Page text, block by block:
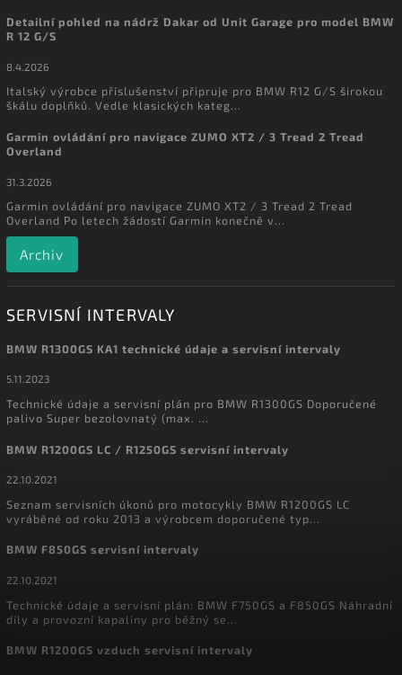
Detailní pohled na nádrž Dakar od Unit Garage pro model BMW
R 12 G/S
8.4.2026
Italský výrobce příslušenství připruje pro BMW R12 G/S širokou
škálu doplňků. Vedle klasických kateg...
Garmin ovládání pro navigace ZUMO XT2 / 3 Tread 2 Tread
Overland
31.3.2026
Garmin ovládání pro navigace ZUMO XT2 / 3 Tread 2 Tread
Overland Po letech žádostí Garmin konečně v...
Archiv
SERVISNÍ INTERVALY
BMW R1300GS KA1 technické údaje a servisní intervaly
5.11.2023
Technické údaje a servisní plán pro BMW R1300GS Doporučené
palivo Super bezolovnatý (max. ...
BMW R1200GS LC / R1250GS servisní intervaly
22.10.2021
Seznam servisních úkonů pro motocykly BMW R1200GS LC
vyráběné od roku 2013 a výrobcem doporučené typ...
BMW F850GS servisní intervaly
22.10.2021
Technické údaje a servisní plán: BMW F750GS a F850GS Náhradní
díly a provozní kapaliny pro běžný se...
BMW R1200GS vzduch servisní intervaly